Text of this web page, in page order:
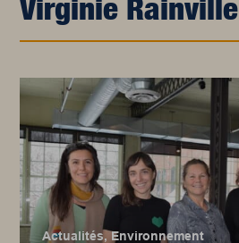
Virginie Rainville
Actualités,Environnement